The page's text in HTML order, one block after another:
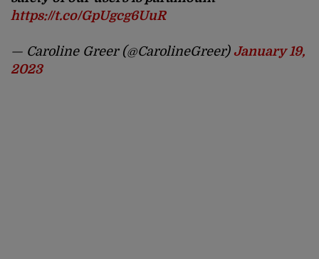
https://t.co/GpUgcg6UuR
— Caroline Greer (@CarolineGreer) January 19,
2023